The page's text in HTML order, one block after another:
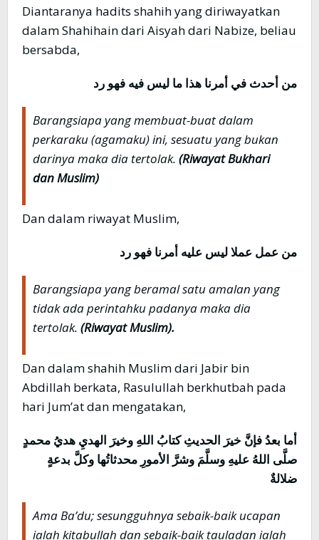
Diantaranya hadits shahih yang diriwayatkan
dalam Shahihain dari Aisyah dari Nabize, beliau
bersabda,
من أحدث في أمرنا هذا ما ليس فيه فهو رد
Barangsiapa yang membuat-buat dalam
perkaraku (agamaku) ini, sesuatu yang bukan
darinya maka dia tertolak. (Riwayat Bukhari
dan Muslim)
Dan dalam riwayat Muslim,
من عمل عملا ليس عليه أمرنا فهو رد
Barangsiapa yang beramal satu amalan yang
tidak ada perintahku padanya maka dia
tertolak. (Riwayat Muslim).
Dan dalam shahih Muslim dari Jabir bin
Abdillah berkata, Rasulullah berkhutbah pada
hari Jum’at dan mengatakan,
أما بعدُ فإنَّ خيرَ الحديثِ كتابُ اللهِ وخيرَ الهديِ هديُ محمدٍ
صلَّى اللهُ عليهِ وسلَّمَ وشرَّ الأمورِ محدثاتُها وكلَّ بدعةٍ
ضلالةٌ
Ama Ba’du; sesungguhnya sebaik-baik ucapan
ialah kitabullah dan sebaik-baik tauladan ialah